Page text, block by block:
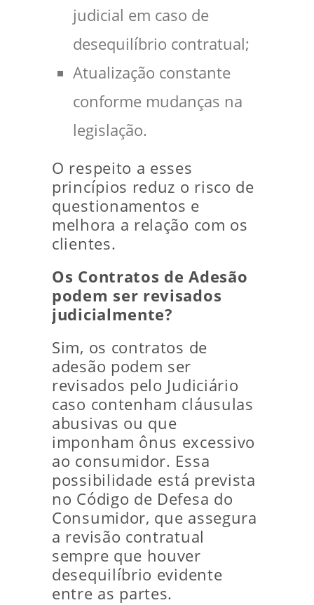
judicial em caso de
desequilíbrio contratual;
Atualização constante
conforme mudanças na
legislação.
O respeito a esses
princípios reduz o risco de
questionamentos e
melhora a relação com os
clientes.
Os Contratos de Adesão
podem ser revisados
judicialmente?
Sim, os contratos de
adesão podem ser
revisados pelo Judiciário
caso contenham cláusulas
abusivas ou que
imponham ônus excessivo
ao consumidor. Essa
possibilidade está prevista
no Código de Defesa do
Consumidor, que assegura
a revisão contratual
sempre que houver
desequilíbrio evidente
entre as partes.